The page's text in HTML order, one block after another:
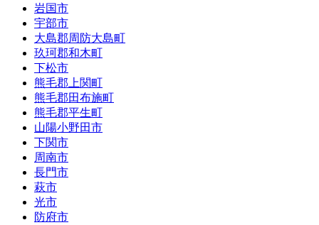
岩国市
宇部市
大島郡周防大島町
玖珂郡和木町
下松市
熊毛郡上関町
熊毛郡田布施町
熊毛郡平生町
山陽小野田市
下関市
周南市
長門市
萩市
光市
防府市